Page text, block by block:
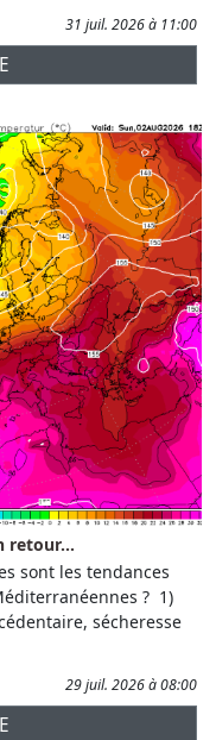
31 juil. 2026 à 11:00
retour...
sont les tendances
? 1)
sécheresse
29 juil. 2026 à 08:00